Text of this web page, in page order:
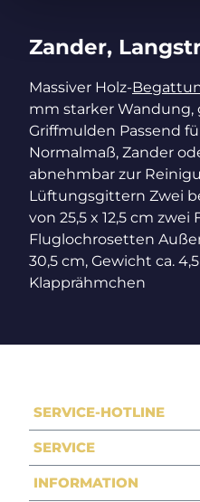
Zander,
Massiver Holz-
mm starker Wandung,
Griffmulden Passend
Normalmaß, Zander
abnehmbar zur
Lüftungsgittern Zwei
von 25,5 x 12,5 cm
Fluglochrosetten
30,5 cm, Gewicht ca.
Klapprähmchen
SERVICE-HOTLINE
SERVICE
INFORMATION